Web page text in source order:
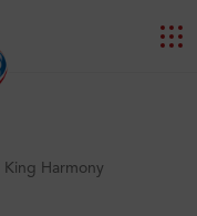
King Harmony